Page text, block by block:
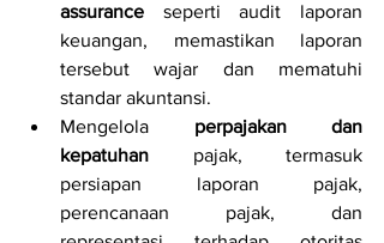
assurance seperti audit laporan
keuangan, memastikan laporan
tersebut wajar dan mematuhi
standar akuntansi.
Mengelola perpajakan dan
kepatuhan pajak, termasuk
persiapan laporan pajak,
perencanaan pajak, dan